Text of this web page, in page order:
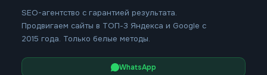
SEO-агентство с гарантией результата.
Продвигаем сайты в ТОП-3 Яндекса и Google с
2015 года. Только белые методы.
WhatsApp